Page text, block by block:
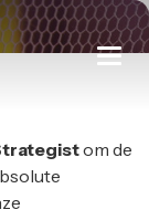
om de